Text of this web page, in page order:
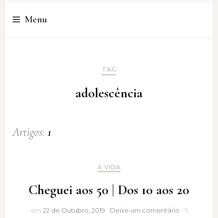
Cristina Amaro
Menu
TAG
adolescência
Artigos:1
A VIDA
Cheguei aos 50 | Dos 10 aos 20
em 22 de Outubro, 2019 Deixe um comentárioCheguei
5